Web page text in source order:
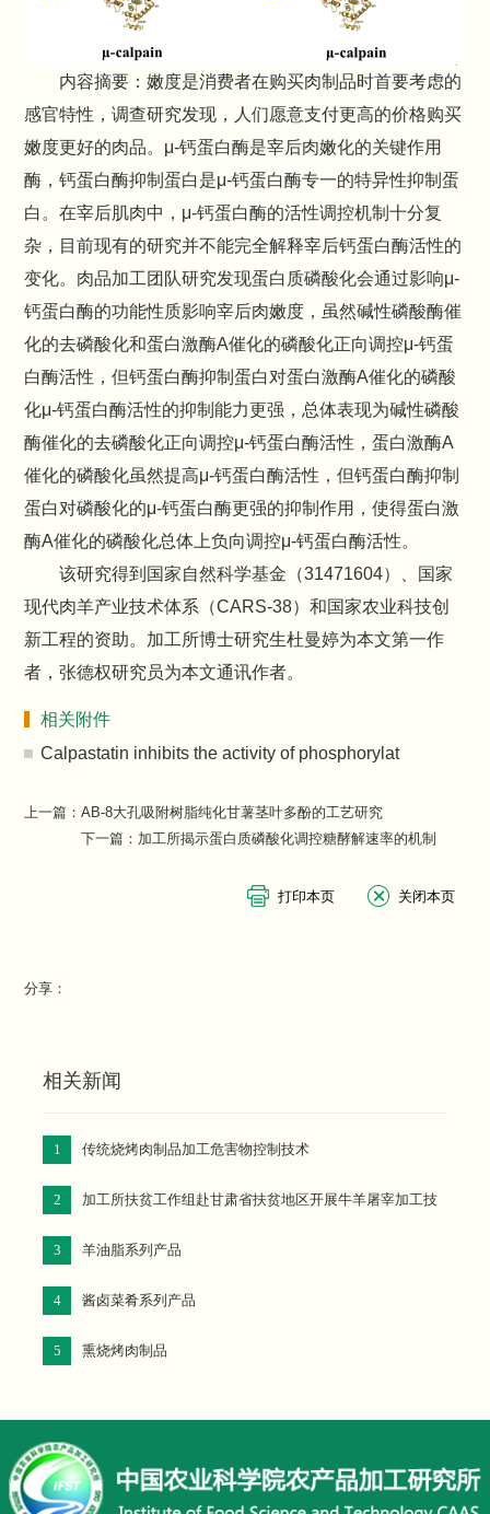
内容摘要：嫩度是消费者在购买肉制品时首要考虑的
感官特性，调查研究发现，人们愿意支付更高的价格购买
嫩度更好的肉品。μ-钙蛋白酶是宰后肉嫩化的关键作用
酶，钙蛋白酶抑制蛋白是μ-钙蛋白酶专一的特异性抑制蛋
白。在宰后肌肉中，μ-钙蛋白酶的活性调控机制十分复
杂，目前现有的研究并不能完全解释宰后钙蛋白酶活性的
变化。肉品加工团队研究发现蛋白质磷酸化会通过影响μ-
钙蛋白酶的功能性质影响宰后肉嫩度，虽然碱性磷酸酶催
化的去磷酸化和蛋白激酶A催化的磷酸化正向调控μ-钙蛋
白酶活性，但钙蛋白酶抑制蛋白对蛋白激酶A催化的磷酸
化μ-钙蛋白酶活性的抑制能力更强，总体表现为碱性磷酸
酶催化的去磷酸化正向调控μ-钙蛋白酶活性，蛋白激酶A
催化的磷酸化虽然提高μ-钙蛋白酶活性，但钙蛋白酶抑制
蛋白对磷酸化的μ-钙蛋白酶更强的抑制作用，使得蛋白激
酶A催化的磷酸化总体上负向调控μ-钙蛋白酶活性。
该研究得到国家自然科学基金（31471604）、国家
现代肉羊产业技术体系（CARS-38）和国家农业科技创
新工程的资助。加工所博士研究生杜曼婷为本文第一作
者，张德权研究员为本文通讯作者。
相关附件
Calpastatin inhibits the activity of phosphorylat
上一篇：AB-8大孔吸附树脂纯化甘薯茎叶多酚的工艺研究
下一篇： 加工所揭示蛋白质磷酸化调控糖酵解速率的机制
分享：
相关新闻
1 传统烧烤肉制品加工危害物控制技术
2
加工所扶贫工作组赴甘肃省扶贫地区开展牛羊屠宰加工技
3
羊油脂系列产品
4 酱卤菜肴系列产品
5 熏烧烤肉制品